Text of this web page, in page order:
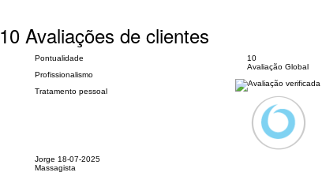
10 Avaliações de clientes
Pontualidade
Profissionalismo
Tratamento pessoal
10
Avaliação Global
Jorge 18-07-2025
Massagista